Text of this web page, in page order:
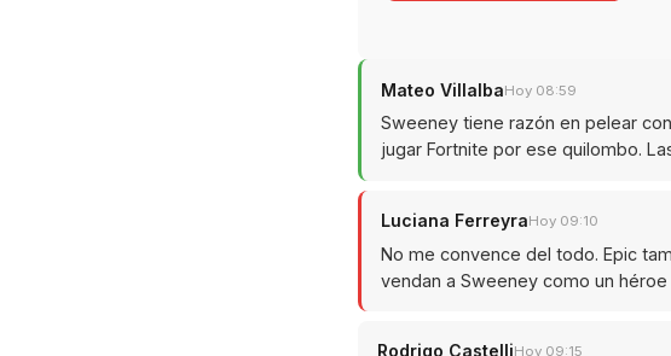
Mateo VillalbaHoy 08:59
Sweeney tiene razón en pelear
jugar Fortnite por ese quilombo.
Luciana FerreyraHoy 09:10
No me convence del todo. Epic
vendan a Sweeney como un
Rodrigo CastelliHoy 09:15